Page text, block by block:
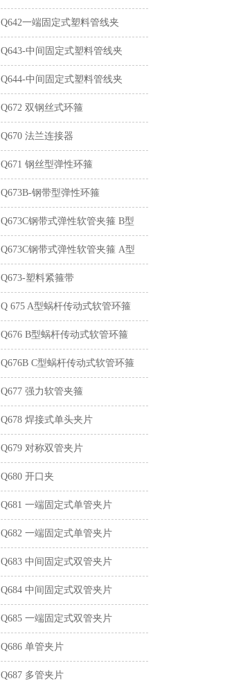
Q642一端固定式塑料管线夹
Q643-中间固定式塑料管线夹
Q644-中间固定式塑料管线夹
Q672 双钢丝式环箍
Q670 法兰连接器
Q671 钢丝型弹性环箍
Q673B-钢带型弹性环箍
Q673C钢带式弹性软管夹箍 B型
Q673C钢带式弹性软管夹箍 A型
Q673-塑料紧箍带
Q 675 A型蜗杆传动式软管环箍
Q676 B型蜗杆传动式软管环箍
Q676B C型蜗杆传动式软管环箍
Q677 强力软管夹箍
Q678 焊接式单头夹片
Q679 对称双管夹片
Q680 开口夹
Q681 一端固定式单管夹片
Q682 一端固定式单管夹片
Q683 中间固定式双管夹片
Q684 中间固定式双管夹片
Q685 一端固定式双管夹片
Q686 单管夹片
Q687 多管夹片